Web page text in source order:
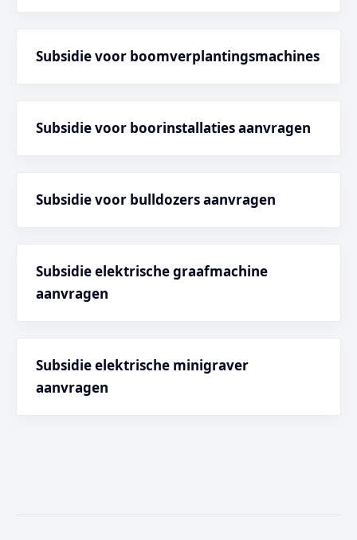
Subsidie voor boomverplantingsmachines
Subsidie voor boorinstallaties aanvragen
Subsidie voor bulldozers aanvragen
Subsidie elektrische graafmachine
aanvragen
Subsidie elektrische minigraver
aanvragen